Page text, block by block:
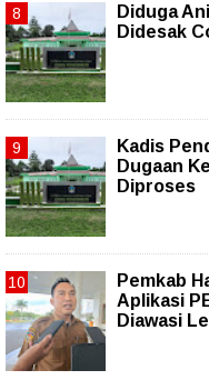
Diduga
Didesak
Kadis
Dugaan
Diproses
Pemkab
Aplikasi
Diawasi